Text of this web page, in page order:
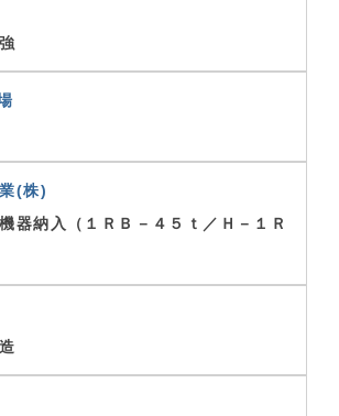
(株)
器納入（１ＲＢ－４５ｔ／Ｈ－１Ｒ